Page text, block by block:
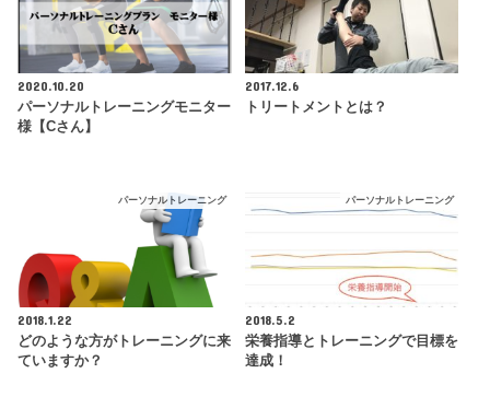
2020.10.20
パーソナルトレーニングモニター
様【Cさん】
2017.12.6
トリートメントとは？
パーソナルトレーニング
2018.1.22
どのような方がトレーニングに来
ていますか？
パーソナルトレーニング
2018.5.2
栄養指導とトレーニングで目標を
達成！